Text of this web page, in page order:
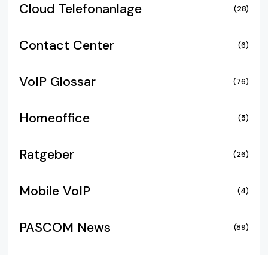
Cloud Telefonanlage (28)
Contact Center (6)
VoIP Glossar (76)
Homeoffice (5)
Ratgeber (26)
Mobile VoIP (4)
PASCOM News (89)